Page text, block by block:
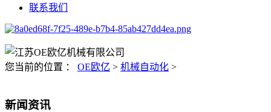
联系我们
您当前的位置 ： OE欧亿 > 机械自动化 >
新闻资讯